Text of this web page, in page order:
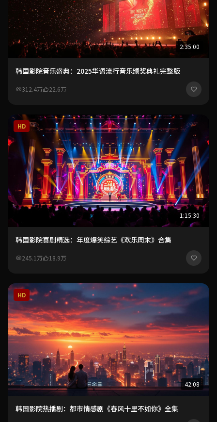
2:35:00
韩国影院音乐盛典：2025华语流行音乐颁奖典礼完整版
312.4万 22.6万
HD
1:15:30
韩国影院喜剧精选：年度爆笑综艺《欢乐周末》合集
245.1万 18.9万
HD
42:08
韩国影院热播剧：都市情感剧《春风十里不如你》全集